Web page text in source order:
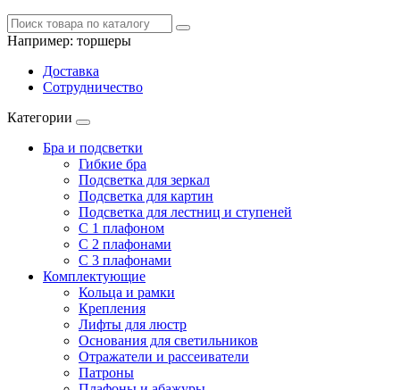
Например: торшеры
Доставка
Сотрудничество
Категории
Бра и подсветки
Гибкие бра
Подсветка для зеркал
Подсветка для картин
Подсветка для лестниц и ступеней
С 1 плафоном
С 2 плафонами
С 3 плафонами
Комплектующие
Кольца и рамки
Крепления
Лифты для люстр
Основания для светильников
Отражатели и рассеиватели
Патроны